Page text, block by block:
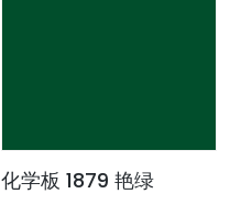
化学板 1879 艳绿